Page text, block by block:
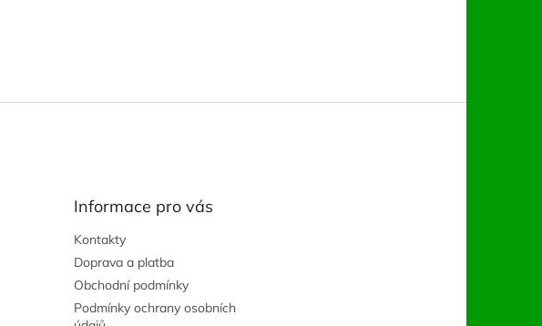
Informace pro vás
Kontakty
Doprava a platba
Obchodní podmínky
Podmínky ochrany osobních